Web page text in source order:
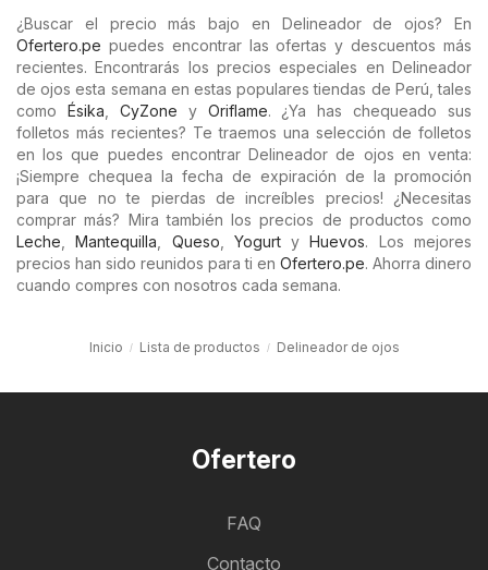
¿Buscar el precio más bajo en Delineador de ojos? En
Ofertero.pe puedes encontrar las ofertas y descuentos más
recientes. Encontrarás los precios especiales en Delineador
de ojos esta semana en estas populares tiendas de Perú, tales
como Ésika CyZone y Oriflame. ¿Ya has chequeado sus
folletos más recientes? Te traemos una selección de folletos
en los que puedes encontrar Delineador de ojos en venta:
¡Siempre chequea la fecha de expiración de la promoción
para que no te pierdas de increíbles precios! ¿Necesitas
comprar más? Mira también los precios de productos como
Leche ,Mantequilla Queso YogurtyHuevos. Los mejores
precios han sido reunidos para ti en Ofertero.pe. Ahorra dinero
cuando compres con nosotros cada semana.
Inicio Lista de productos Delineador de ojos
Ofertero
FAQ
Contacto